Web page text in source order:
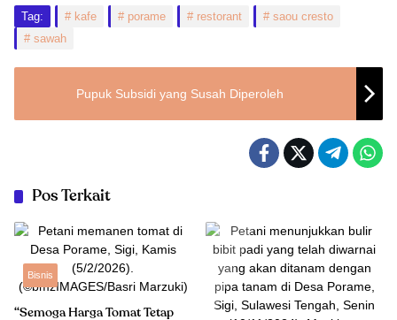
Tag: kafe porame restorant
saou cresto
sawah
Pupuk Subsidi yang Susah Diperoleh
Pos Terkait
Bisnis
“Semoga Harga Tomat Tetap